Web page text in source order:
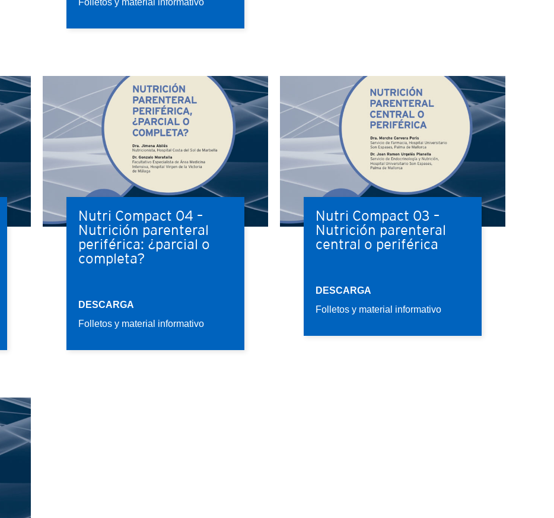
Folletos y material informativo
Nutri Compact 04 –
Nutrición parenteral
periférica: ¿parcial o
completa?
DESCARGA
Folletos y material informativo
Nutri Compact 03 –
Nutrición parenteral
central o periférica
DESCARGA
Folletos y material informativo